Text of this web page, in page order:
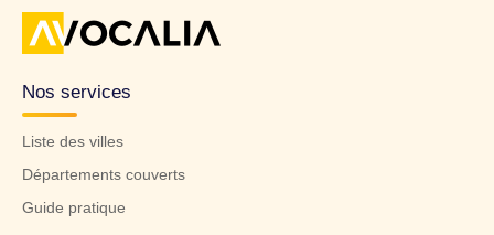
Nos services
Liste des villes
Départements couverts
Guide pratique